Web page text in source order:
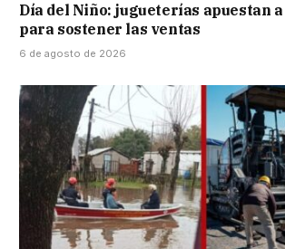
Día del Niño: jugueterías apuestan
para sostener las ventas
6 de agosto de 2026